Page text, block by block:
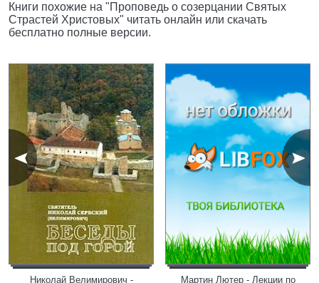
Книги похожие на "Проповедь о созерцании Святых
Страстей Христовых" читать онлайн или скачать
бесплатно полные версии.
Николай Велимирович -
Мартин Лютер - Лекции по